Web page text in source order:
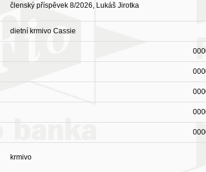
členský příspěvek 8/2026, Lukáš Jirotka
dietní krmivo Cassie
krmivo